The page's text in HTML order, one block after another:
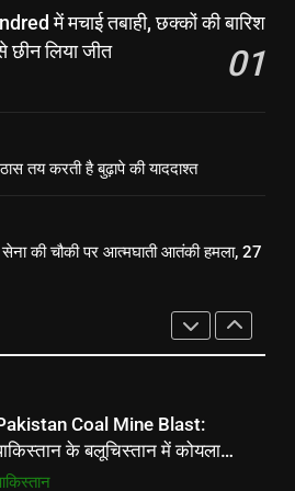
हमला, 27 की मौत
के बलूचिस्तान में कोयला
ब्लिट्ज चैंपियन:ब्लिट्ज के एक राउंड बाकी
रहते जीता खिताब; रैपिड में भी टॉप पर थे
Broad Peak Avalanche:
ब्रॉड पीक पर हिमस्खलन, निर्मल पुर्जा
में मचाई तबाही, छक्कों की बारिश
छीन लिया जीत
01
तय करती है बुढ़ापे की याददाश्त
सेना की चौकी पर आत्मघाती आतंकी हमला, 27
हमला, 27 की मौत
पाकिस्तान के बलूचिस्तान में कोयला
खदान में धमाका, 32 खनिकों की मौत, 10
भी फंसे
प्रज्ञानानंदा बने सेंट लुइस रैपिड एंड
चैंपियन:ब्लिट्ज के एक राउंड बाकी
जीता खिताब; रैपिड में भी टॉप पर थे